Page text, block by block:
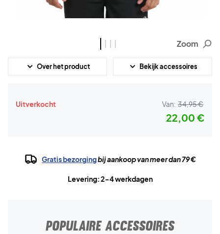
Zoom
Over het product Bekijk accessoires
Uitverkocht Van: 34,95 €
22,00 €
Gratis bezorgingbij aankoop van meer dan 79 €
Levering: 2-4 werkdagen
POPULAIRE ACCESSOIRES